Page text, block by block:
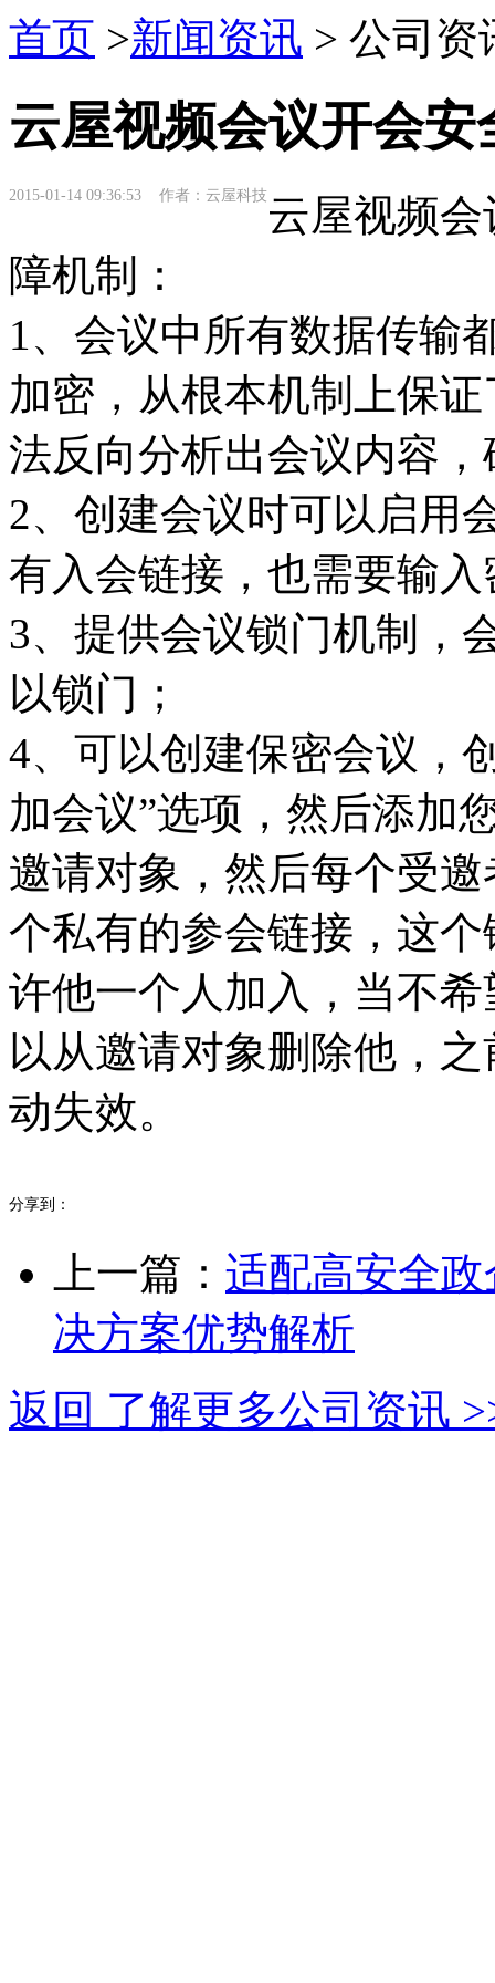
首页 >新闻资讯 > 公司资
云屋视频会议开会安
2015-01-14 09:36:53 作者：云屋科技云屋视频
障机制：
1、会议中所有数据传输
加密，从根本机制上保
法反向分析出会议内容
2、创建会议时可以启用
有入会链接，也需要输
3、提供会议锁门机制，
以锁门；
4、可以创建保密会议，
加会议”选项，然后添加
邀请对象，然后每个受
个私有的参会链接，这
许他一个人加入，当不
以从邀请对象删除他，
动失效。
分享到：
上一篇： 适配高安全
决方案优势解析
返回 了解更多公司资讯